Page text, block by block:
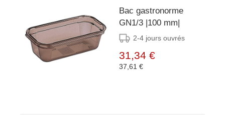
Bac gastronorme
GN1/3 |100 mm|
2-4 jours ouvrés
31,34 €
37,61 €